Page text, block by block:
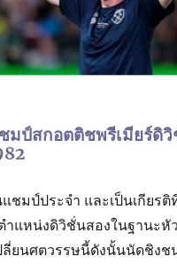
มป์สกอตติชพรีเมียร์ดิ
แชมป์ประจำ และเป็นเกียร
ำแหน่งดิวิชั่นสองในฐานะหั
ลี่ยนศตวรรษนี้ดังนั้นนัดชิงช